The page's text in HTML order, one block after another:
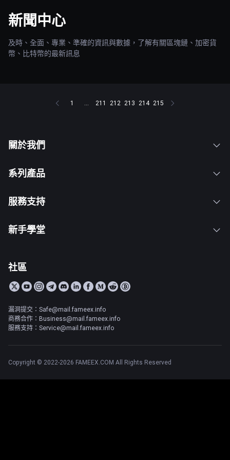
新聞中心
及時、全面、專業、準確的資訊與數據，了解有關區塊鏈、加密貨
幣、比特幣的最新訊息
1 ... 211 212 213 214 215
關於我們
系列產品
服務支持
新手學堂
社區
漏洞提交：Safe@mail.fameex.info
商務合作：Business@mail.fameex.info
服務支持：Service@mail.fameex.info
Copyright © 2022-2026 FAMEEX.COM All Rights Reserved